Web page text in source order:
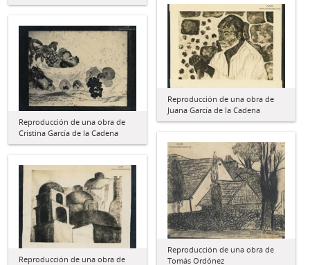
Reproducción de una obra de
Juana García de la Cadena
Reproducción de una obra de
Cristina García de la Cadena
Reproducción de una obra de
Tomás Ordónez
Reproducción de una obra de